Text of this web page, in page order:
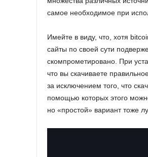
самое необходимое при
Имейте в виду, что, хотя
сайты по своей сути
скомпрометировано. При
что вы скачиваете
за исключением того, что
помощью которых этого
но «простой» вариант тоже